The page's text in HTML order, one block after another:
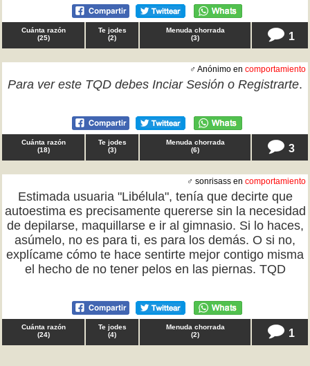
Cuánta razón
(25)
Te jodes
(2)
Menuda chorrada
(3) 1
♂ Anónimo en comportamiento
Para ver este TQD debes Inciar Sesión o Registrarte.
Cuánta razón
(18)
Te jodes
(3)
Menuda chorrada
(6) 3
♂ sonrisass en comportamiento
Estimada usuaria "Libélula", tenía que decirte que
autoestima es precisamente quererse sin la necesidad
de depilarse, maquillarse e ir al gimnasio. Si lo haces,
asúmelo, no es para ti, es para los demás. O si no,
explícame cómo te hace sentirte mejor contigo misma
el hecho de no tener pelos en las piernas. TQD
Cuánta razón
(24)
Te jodes
(4)
Menuda chorrada
(2) 1